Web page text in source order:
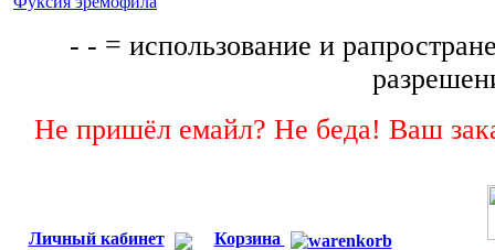
- - = использование и
Не пришёл емайл? Не беда! Ваш
Личный кабинет Корзина